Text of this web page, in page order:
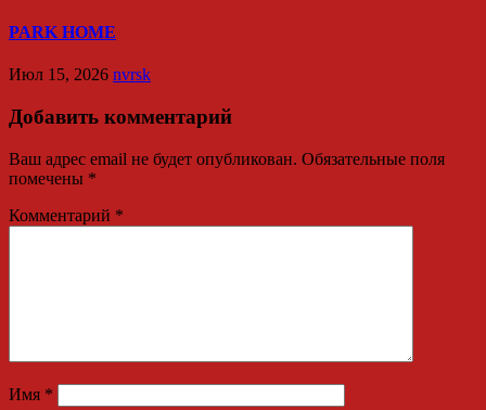
PARK HOME
Июл 15, 2026 nvrsk
Добавить комментарий
Ваш адрес email не будет опубликован. Обязательные поля
помечены *
Комментарий *
Имя *